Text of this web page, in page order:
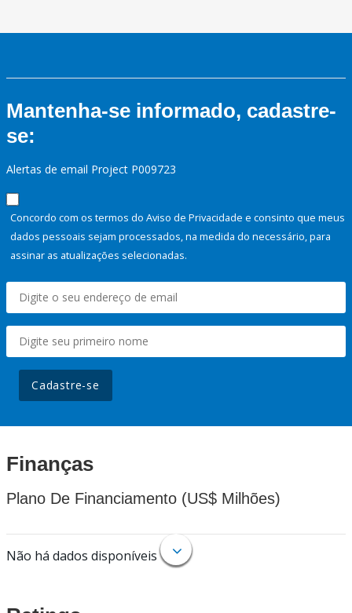
Mantenha-se informado, cadastre-
se:
Alertas de email Project P009723
Concordo com os termos do Aviso de Privacidade e consinto que meus
dados pessoais sejam processados, na medida do necessário, para
assinar as atualizações selecionadas.
Cadastre-se
Finanças
Plano De Financiamento (US$ Milhões)
Não há dados disponíveis